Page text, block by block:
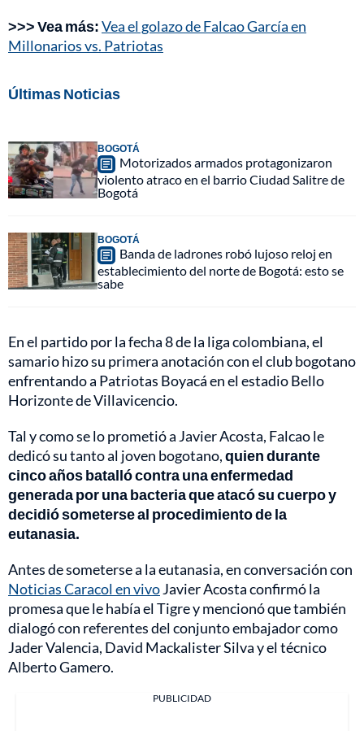
>>> Vea más:Vea el golazo de Falcao García en
Millonarios vs. Patriotas
Últimas Noticias
BOGOTÁ
Motorizados armados protagonizaron
violento atraco en el barrio Ciudad Salitre de
Bogotá
BOGOTÁ
Banda de ladrones robó lujoso reloj en
establecimiento del norte de Bogotá: esto se
sabe
En el partido por la fecha 8 de la liga colombiana, el
samario hizo su primera anotación con el club bogotano
enfrentando a Patriotas Boyacá en el estadio Bello
Horizonte de Villavicencio.
Tal y como se lo prometió a Javier Acosta, Falcao le
dedicó su tanto al joven bogotano,quien durante
cinco años batalló contra una enfermedad
generada por una bacteria que atacó su cuerpo y
decidió someterse al procedimiento de la
eutanasia.
Antes de someterse a la eutanasia, en conversación con
Noticias Caracol en vivoJavier Acosta confirmó la
promesa que le había el Tigre y mencionó que también
dialogó con referentes del conjunto embajador como
Jader Valencia, David Mackalister Silva y el técnico
Alberto Gamero.
PUBLICIDAD